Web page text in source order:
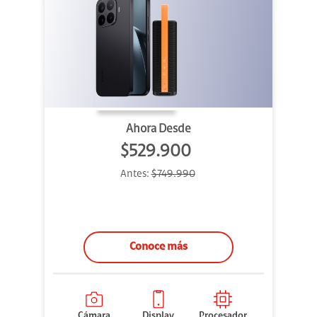
Ahora Desde
$529.900
Antes:$749.990
Conoce más